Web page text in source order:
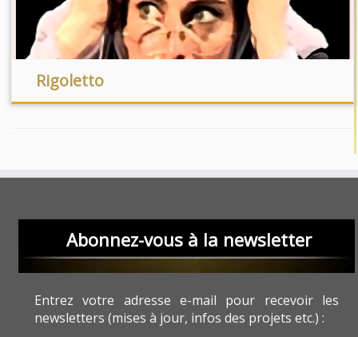
Rigoletto
Abonnez-vous à la newsletter
Entrez votre adresse e-mail pour recevoir les
newsletters (mises à jour, infos des projets etc.) :